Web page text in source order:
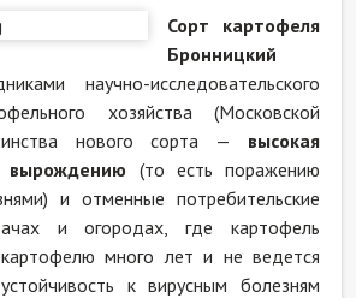
Сорт картофеля
Бронницкий
научно-исследовательского
хозяйства (Московской
нового сорта — высокая
вырождению (то есть поражению
и отменные потребительские
и огородах, где картофель
много лет и не ведется
к вирусным болезням